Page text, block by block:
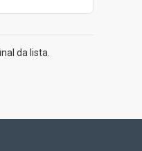
da lista.